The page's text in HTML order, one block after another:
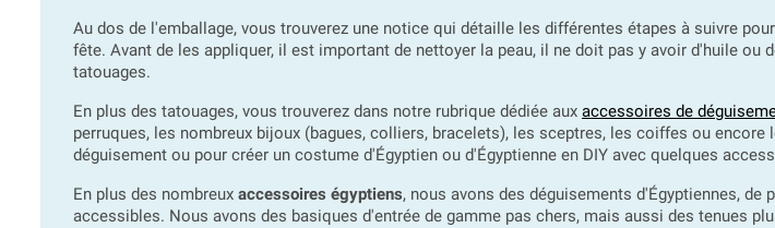
Au dos de l'emballage, vous trouverez une notice qui détaille les différentes étapes à suivre
fête. Avant de les appliquer, il est important de nettoyer la peau, il ne doit pas y avoir d'huile
tatouages.
En plus des tatouages, vous trouverez dans notre rubrique dédiée aux accessoires de
perruques, les nombreux bijoux (bagues, colliers, bracelets), les sceptres, les coiffes ou
déguisement ou pour créer un costume d'Égyptien ou d'Égyptienne en DIY avec quelques
En plus des nombreux accessoires égyptiens, nous avons des déguisements d'Égyptiennes,
accessibles. Nous avons des basiques d'entrée de gamme pas chers, mais aussi des tenues